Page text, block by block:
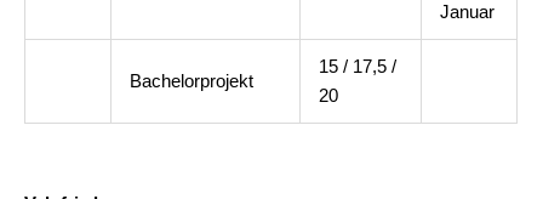
Januar
Bachelorprojekt
15 / 17,5 /
20